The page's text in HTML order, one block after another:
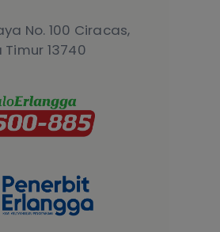
No. 100 Ciracas,
13740